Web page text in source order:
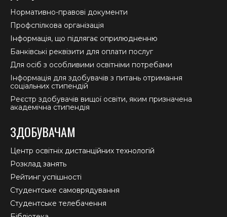
Нормативно-правові документи
Профспілкова організація
Інформація, що підлягає оприлюдненню
Банківські реквізити для оплати послуг
Для осіб з особливими освітніми потребами
Інформація для здобувачів з питань отримання
соціальних стипендій
Реєстр здобувачів вищої освіти, яким призначена
академічна стипендія
ЗДОБУВАЧАМ
Центр освітніх дистанційних технологій
Розклад занять
Рейтинг успішності
Студентське самоврядування
Студентське телебачення